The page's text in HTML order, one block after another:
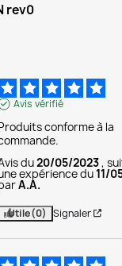
rev0
Avis vérifié
conforme à la
du20/05/2023 ,
expérience du11/
A.A.
Utile(0) Signaler